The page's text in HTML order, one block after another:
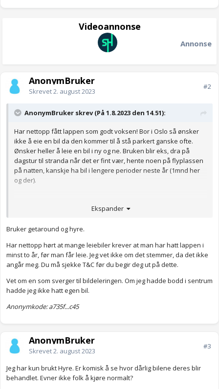
Videoannonse
Annonse
AnonymBruker
Skrevet2. august 2023
#2
AnonymBruker skrev (På 1.8.2023 den 14.51):
Har nettopp fått lappen som godt voksen! Bor i Oslo så ønsker
ikke å eie en bil da den kommer til å stå parkert ganske ofte.
Ønsker heller å leie en bil i ny og ne. Bruken blir eks, dra på
dagstur til stranda når det er fint vær, hente noen på flyplassen
på natten, kanskje ha bil i lengere perioder neste år (1mnd her
og der).
Hvilke bilutleie tjenester er du fornøyd eller misfornøyd med og
Anonymkode: affd2...d93
Ekspander
Bruker getaround og hyre.
Har nettopp hørt at mange leiebiler krever at man har hatt lappen i
minst to år, før man får leie. Jeg vet ikke om det stemmer, da det ikke
angår meg. Du må sjekke T&C før du begir deg ut på dette.
Vet om en som sverger til bildeleringen. Om jeg hadde bodd i sentrum
hadde jeg ikke hatt egen bil.
Anonymkode: a735f...c45
AnonymBruker
Skrevet2. august 2023
#3
Jeg har kun brukt Hyre. Er komisk å se hvor dårlig bilene deres blir
behandlet. Evner ikke folk å kjøre normalt?